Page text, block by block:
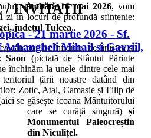
sâmbătă 16 mai 2026, vom
zi în locuri de profundă sfințenie:
județul Tulcea.
câmpurilor înflorite, de liniștea și
Saon (pictată de Sfântul Părinte
închinăm la unele dintre cele mai
țării noastre datând din
Zotic, Atal, Camasie și Filip de
se găsește icoana Mântuitorului
care se curăță singură) și
Monumentul Paleocreștin
din Niculițel.
/ INVITAȚII
- 21 martie 2026 - Sf.
Arhangheli Mihail si Gavriil,